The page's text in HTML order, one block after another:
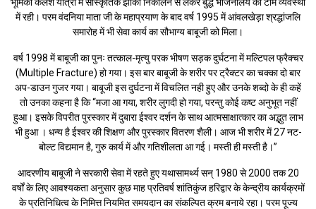
में रही। परम वंदनिया माता जी के महाप्रयाण के बाद वर्ष 1995 में आंवलखेड़ा श्रद्धांजलि
समारोह में भी सेवा कार्य का सौभाग्य बाबूजी को मिला।
वर्ष 1998 में बाबूजी का पुनः तत्काल-मृत्यु परक भीषण सड़क दुर्घटना में मल्टिपल फ्रैक्चर
(Multiple Fracture) हो गया। इस बार बाबूजी के शरीर पर ट्रैक्टर का चक्का दो बार
अप-डाउन गुजर गया। बाबूजी इस दुर्घटना में विचलित नही हुए और उनके शब्दो के ही कहें
तो उनका कहना है कि “मजा आ गया, शरीर लुगदी हो गया, परन्तु कोई कष्ट अनुभूत नहीं
हुआ। इसके विपरीत पुरस्कार में दुबारा ईश्वर दर्शन के साथ आत्मसाक्षात्कार का अद्भुत लाभ
भी हुआ ‌। धन्य है ईश्वर की शिक्षण और पुरस्कार वितरण शैली। आज भी शरीर में 27 नट-
बोल्ट विद्यमान है, गुरु कार्य में और गतिशीलता आ गई। मस्ती ही मस्ती है।”
आदरणीय बाबूजी ने सरकारी सेवा में रहते हुए यथासामर्थ्य सन् 1980 से 2000 तक 20
वर्षों के लिए आवश्यकता अनुसार कुछ माह प्रतिवर्ष शांतिकुंज हरिद्वार के केन्द्रीय कार्यक्रमों
के प्रतिनिधित्व के निमित्त नियमित समयदान का संकल्पित क्रम बनाये रहा। परम पूज्य